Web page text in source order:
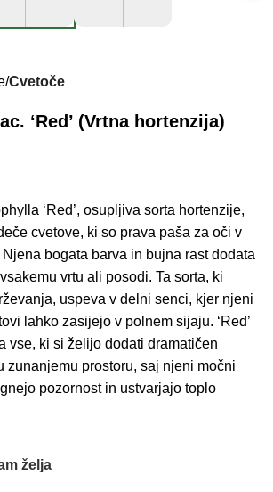
Cvetoče
‘Red’ (Vrtna hortenzija)
‘Red’, osupljiva sorta hortenzije,
cvetove, ki so prava paša za oči v
bogata barva in bujna rast dodata
vrtu ali posodi. Ta sorta, ki
uspeva v delni senci, kjer njeni
lahko zasijejo v polnem sijaju. ‘Red’
vse, ki si želijo dodati dramatičen
zunanjemu prostoru, saj njeni močni
pozornost in ustvarjajo toplo
želja